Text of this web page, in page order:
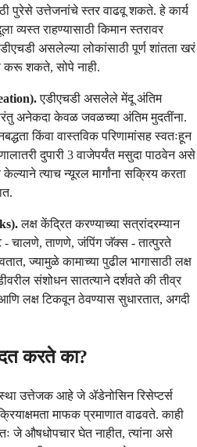
पुरेसे उत्तेजनांचे स्तर वाढवू शकते. हे कार्य
राहण्यासाठी किमान स्तरावर
असलेल्या लोकांसाठी पूर्ण शांतता खरं
शकते, सोपे नाही.
एडीएचडी असलेले मेंदू अंतिम
अनेकदा केवळ जवळच्या अंतिम मुदतींना.
किंवा वास्तविक परिणामांसह स्वतःहून
दुपारी 3 वाजेपर्यंत मसुदा पाठवेन असे
केल्याने त्याच न्यूरल मार्गांना सक्रिय करता
लक्ष केंद्रित करण्याच्या सत्रांदरम्यान
- चालणे, ताणणे, जंपिंग जॅक्स - तात्पुरते
ज्यामुळे कामाच्या पुढील भागासाठी लक्ष
संशोधन सातत्याने दर्शवते की तीव्र
आणि लक्ष टिकवून ठेवण्यास सुधारतात, अगदी
करते का?
उत्तेजक आहे जे ॲडेनोसिन रिसेप्टर्स
माफक प्रमाणात वाढवते. काही
जे औषधोपचार घेत नाहीत, त्यांना असे